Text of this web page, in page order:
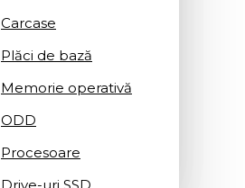
Carcase
Plăci de bază
Memorie operativă
ODD
Procesoare